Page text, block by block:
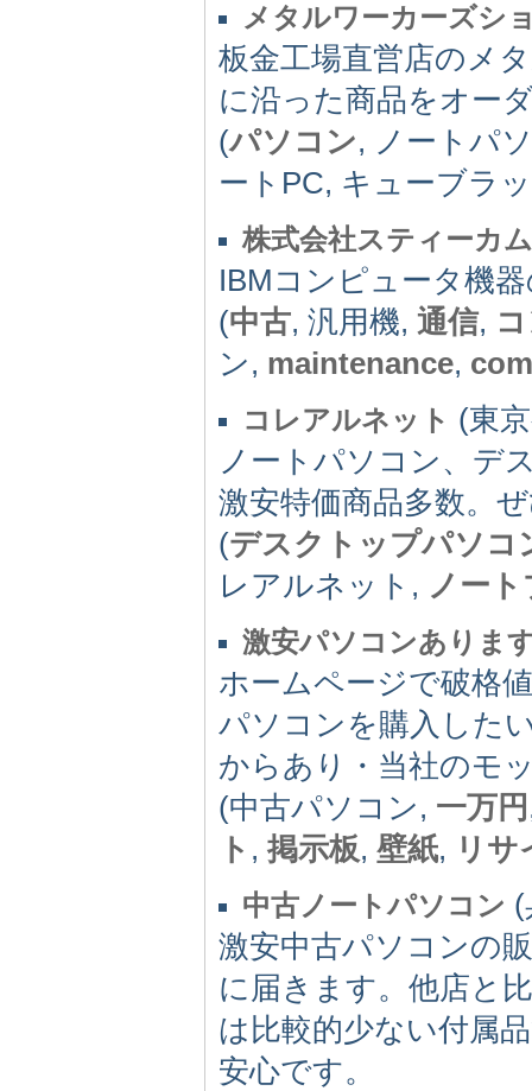
メタルワーカーズシ
板金工場直営店のメ
に沿った商品をオー
(パソコン, ノートパ
ートPC, キューブラ
株式会社スティーカム
IBMコンピュータ機
(中古, 汎用機, 通信,
ン, maintenance,
コレアルネット (東
ノートパソコン、デ
激安特価商品多数。
(デスクトップパソコ
レアルネット, ノー
激安パソコンありま
ホームページで破格
パソコンを購入した
からあり・当社のモ
(中古パソコン, 一万円
ト , 掲示板, 壁紙, リサ
中古ノートパソコン (
激安中古パソコンの
に届きます。他店と
は比較的少ない付属
安心です。